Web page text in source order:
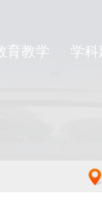
育教学 学科